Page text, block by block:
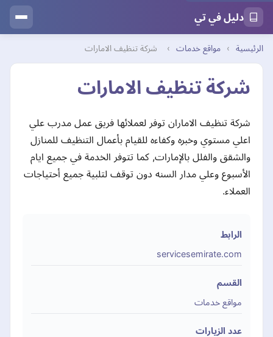
دليل في تي
الرئيسية › مواقع خدمات › شركة تنظيف الامارات
شركة تنظيف الامارات
شركة تنظيف الاماران توفر لعملائها فريق عمل مدرب علي
اعلي مستوي وخبره وكفاءه للقيام بأعمال التنظيف للمنازل
والشقق والفلل بالإمارات, كما تتوفر الخدمة في جميع ايام
الأسبوع وعلي مدار السنه دون توقف لتلبية جميع أحتياجات
العملاء.
الرابط
servicesemirate.com
القسم
مواقع خدمات
عدد الزيارات